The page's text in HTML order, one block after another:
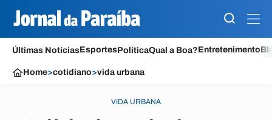
Últimas NotíciasEsportesPolíticaQual a Boa?Entretenimento
Home>cotidiano>vida urbana
VIDA URBANA